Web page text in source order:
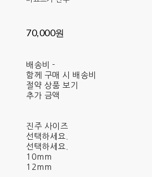
70,000원
배송비 -
함께 구매 시 배송비
절약 상품 보기
추가 금액
진주 사이즈
선택하세요.
선택하세요.
10mm
12mm